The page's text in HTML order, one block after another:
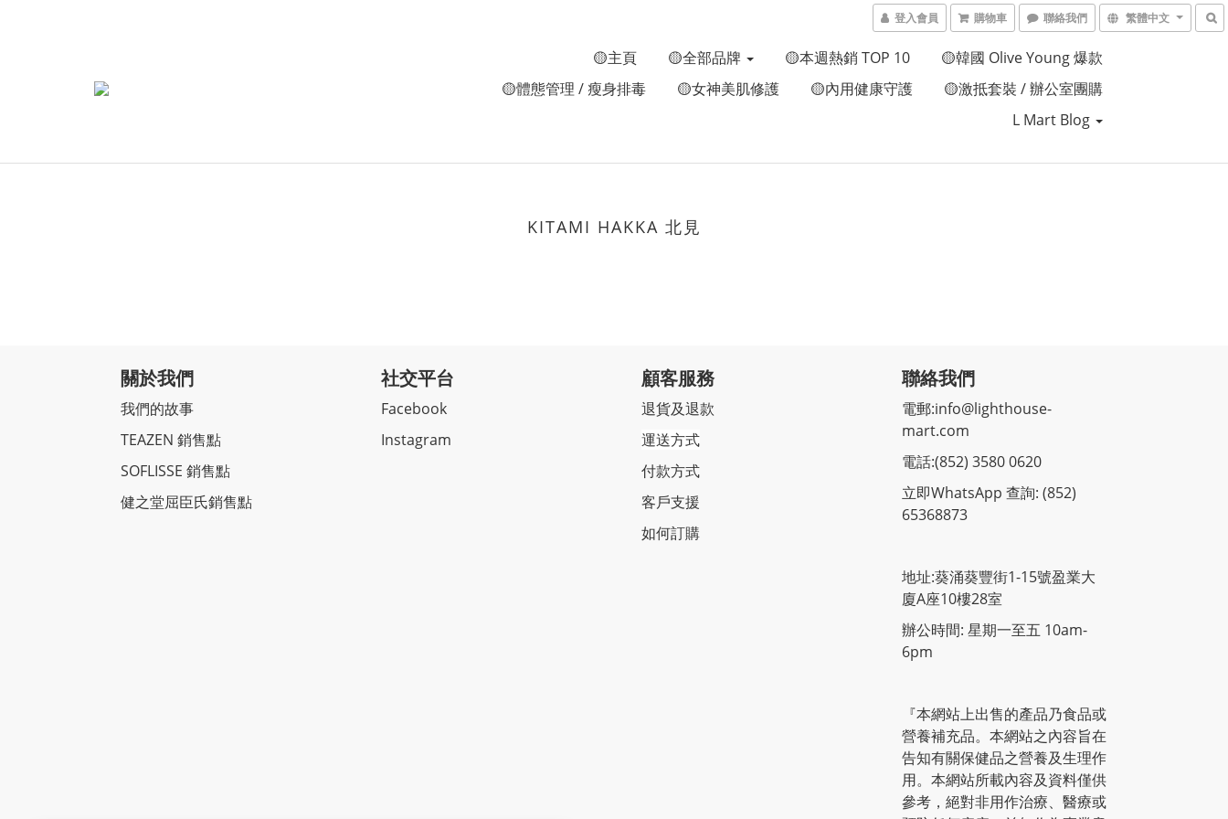
登入會員 購物車 聯絡我們 繁體中文
🟡主頁 🟡全部品牌 🟡本週熱銷 TOP 10
🟡韓國 Olive Young 爆款
🟡體態管理 / 瘦身排毒
🟡女神美肌修護 🟡內用健康守護
🟡激抵套裝 / 辦公室團購
L Mart Blog
KITAMI HAKKA 北見
關於我們
我們的故事
TEAZEN 銷售點
SOFLISSE 銷售點
健之堂屈臣氏銷售點
社交平台
Facebook
Instagram
顧客服務
退貨及退款
運送方式
付款方式
客戶支援
如何訂購
聯絡我們
電郵:info@lighthouse-
mart.com
電話:(852) 3580 0620
立即WhatsApp 查詢: (852)
65368873
地址:葵涌葵豐街1-15號盈業大
廈A座10樓28室
辦公時間: 星期一至五 10am-
6pm
『本網站上出售的產品乃食品或
營養補充品。本網站之內容旨在
告知有關保健品之營養及生理作
用。本網站所載內容及資料僅供
參考，絕對非用作治療、醫療或